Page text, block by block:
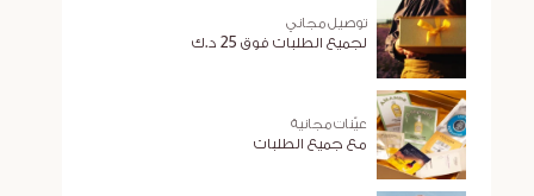
توصيل مجاني
لجميع الطلبات فوق 25 د.ك
عيّنات مجانية
مع جميع الطلبات